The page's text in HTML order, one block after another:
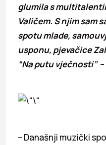
glumila s
Valičem. S njim sam
spotu mlade,
usponu, pjevačice
“Na putu vječnosti”–
– Današnji muzički